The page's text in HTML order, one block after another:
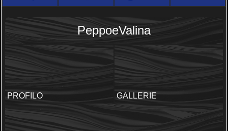
PeppoeValina
PROFILO GALLERIE